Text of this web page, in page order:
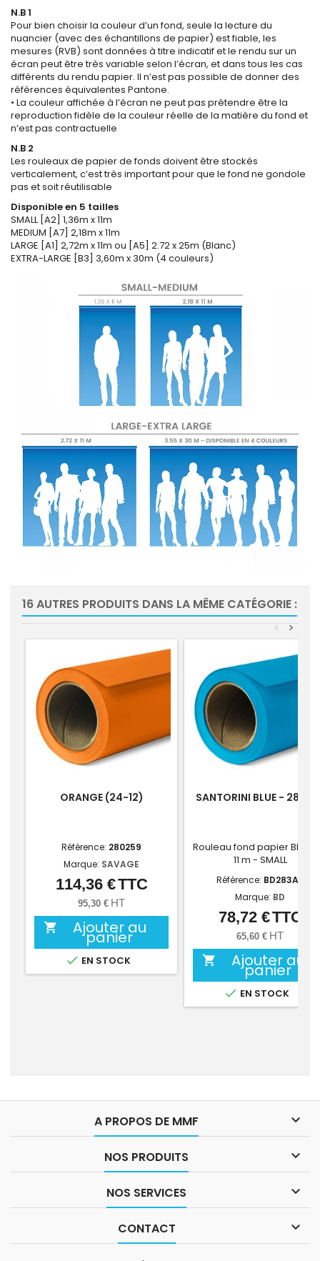
N.B 1
Pour bien choisir la couleur d’un fond, seule la lecture du
nuancier (avec des échantillons de papier) est fiable, les
mesures (RVB) sont données à titre indicatif et le rendu sur un
écran peut être très variable selon l’écran, et dans tous les cas
différents du rendu papier. Il n’est pas possible de donner des
références équivalentes Pantone.
• La couleur affichée à l’écran ne peut pas prétendre être la
reproduction fidèle de la couleur réelle de la matière du fond et
n’est pas contractuelle
N.B 2
Les rouleaux de papier de fonds doivent être stockés
verticalement, c’est très important pour que le fond ne gondole
pas et soit réutilisable
Disponible en 5 tailles
SMALL [A2] 1,36m x 11m
MEDIUM [A7] 2,18m x 11m
LARGE [A1] 2,72m x 11m ou [A5] 2.72 x 25m (Blanc)
EXTRA-LARGE [B3] 3,60m x 30m (4 couleurs)
16 AUTRES PRODUITS DANS LA MÊME CATÉGORIE :
>
<
ORANGE (24-12)
Référence: 280259
Marque: SAVAGE
Prix
114,36 €TTC
95,30 € HT
 Ajouter au
panier
 EN STOCK
SANTORINI BLUE - 283-
Rouleau fond papier BD
11 m - SMALL
Référence: BD283A2
Marque: BD
Prix
78,72 €TTC
65,60 € HT
 Ajouter au
panier
 EN STOCK
A PROPOS DE MMF 
NOS PRODUITS 
NOS SERVICES 
CONTACT 